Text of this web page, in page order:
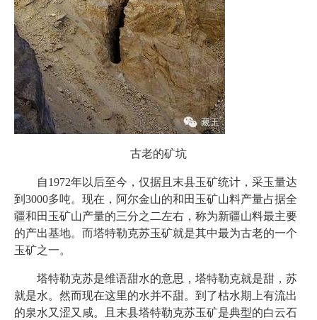
古老的矿坑
自1972年以后至今，仅据且末县玉矿统计，采玉量达
到3000多吨。现在，阿尔金山的和田玉矿山料产量占据全
疆和田玉矿山产量的三分之二左右，称为新疆山料最主要
的产出基地。而塔特勒克苏玉矿就是其中最为古老的一个
玉矿之一。
塔特勒克苏是维语甜水的意思，塔特勒克就是甜，苏
就是水。然而现在这里的水并不甜。到了枯水期上有流出
的泉水又涩又咸。且末县塔特勒克苏玉矿是典型的白云石